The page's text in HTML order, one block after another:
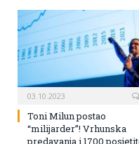
03.10.2023
Toni Milun postao
“milijarder”! Vrhunska
predavanja i 1700